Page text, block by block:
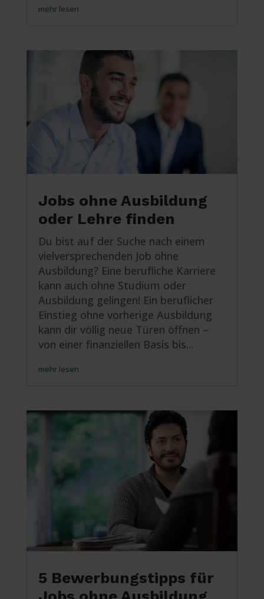
mehr lesen
Jobs ohne Ausbildung
oder Lehre finden
Du bist auf der Suche nach einem
vielversprechenden Job ohne
Ausbildung? Eine berufliche Karriere
kann auch ohne Studium oder
Ausbildung gelingen! Ein beruflicher
Einstieg ohne vorherige Ausbildung
kann dir völlig neue Türen öffnen –
von einer finanziellen Basis bis...
mehr lesen
5 Bewerbungstipps für